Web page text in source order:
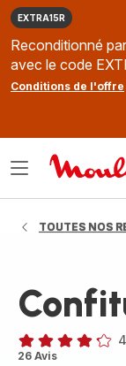
EXTRA15R
Reconditionné
avec le code
Conditions de l'offre
Ouvrir
TOUTES NOS
ratings.4.2
26 Avis